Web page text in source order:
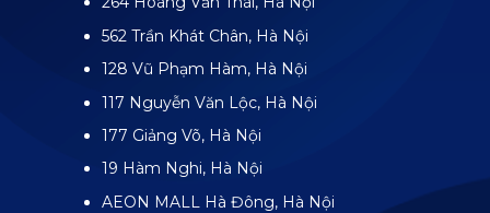
562 Trần Khát Chân, Hà Nội
128 Vũ Phạm Hàm, Hà Nội
117 Nguyễn Văn Lộc, Hà Nội
177 Giảng Võ, Hà Nội
19 Hàm Nghi, Hà Nội
AEON MALL Hà Đông, Hà Nội